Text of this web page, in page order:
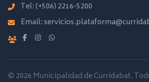
Tel:(+506) 2216-5200
Email:
© 2026 Municipalidad de Curridabat.